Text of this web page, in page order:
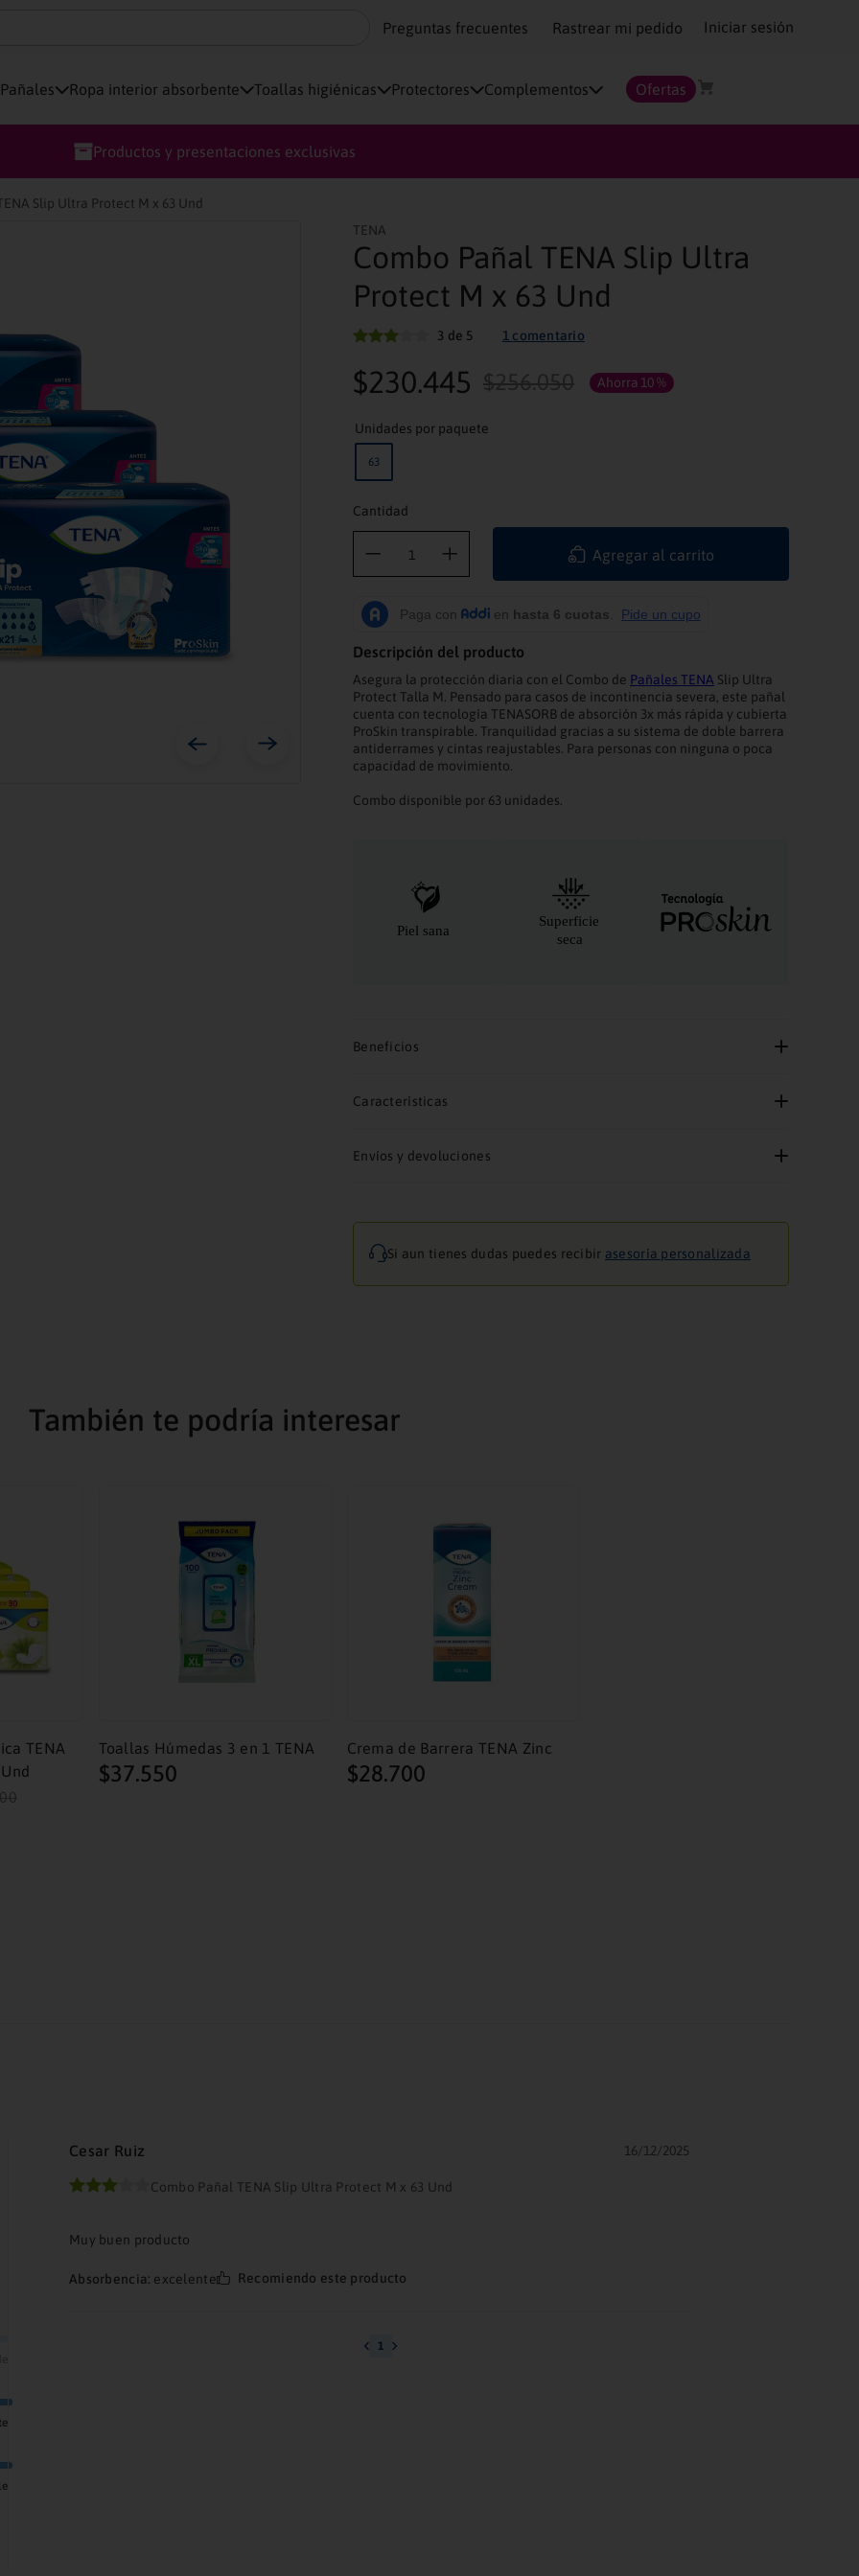
Preguntas frecuentes Rastrear mi pedido Iniciar sesión
Pañales Ropa interior absorbente Toallas higiénicas Protectores Complementos Ofertas
Envío gratis para compras superiores a $ 170.000
Slip Ultra Protect M x 63 Und
TENA
Combo Pañal TENA Slip Ultra
Protect M x 63 Und
3 de 5 1 comentario
$230.445 Ahorra 10 %
63
Cantidad
Agregar al carrito
Descripción del producto
Asegura la protección diaria con el Combo de Pañales TENA Slip Ultra
Protect Talla M. Pensado para casos de incontinencia severa, este pañal
cuenta con tecnología TENASORB de absorción 3x más rápida y cubierta
ProSkin transpirable. Tranquilidad gracias a su sistema de doble barrera
antiderrames y cintas reajustables. Para personas con ninguna o poca
capacidad de movimiento.
Combo disponible por 63 unidades.
Beneficios
Características
Envíos y devoluciones
Si aun tienes dudas puedes recibir asesoría personalizada
También te podría interesar
TENA
Toallas Húmedas 3 en 1 TENA
$37.550
Crema de Barrera TENA Zinc
$28.700
Cesar Ruiz 16/12/2025
Combo Pañal TENA Slip Ultra Protect M x 63 Und
Muy buen producto
Absorbencia: excelente Recomiendo este producto
1